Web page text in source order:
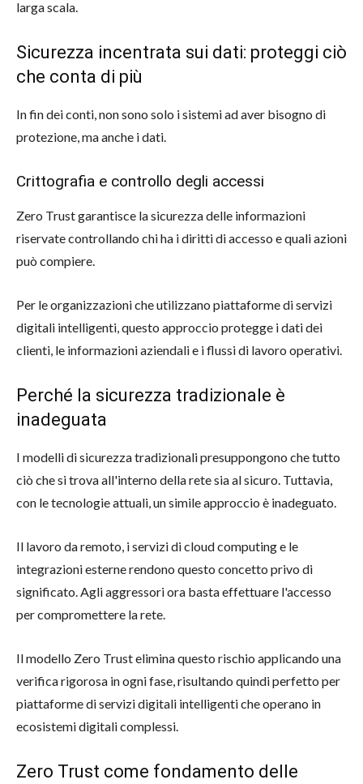
larga scala.
Sicurezza incentrata sui dati: proteggi ciò
che conta di più
In fin dei conti, non sono solo i sistemi ad aver bisogno di
protezione, ma anche i dati.
Crittografia e controllo degli accessi
Zero Trust garantisce la sicurezza delle informazioni
riservate controllando chi ha i diritti di accesso e quali azioni
può compiere.
Per le organizzazioni che utilizzano piattaforme di servizi
digitali intelligenti, questo approccio protegge i dati dei
clienti, le informazioni aziendali e i flussi di lavoro operativi.
Perché la sicurezza tradizionale è
inadeguata
I modelli di sicurezza tradizionali presuppongono che tutto
ciò che si trova all'interno della rete sia al sicuro. Tuttavia,
con le tecnologie attuali, un simile approccio è inadeguato.
Il lavoro da remoto, i servizi di cloud computing e le
integrazioni esterne rendono questo concetto privo di
significato. Agli aggressori ora basta effettuare l'accesso
per compromettere la rete.
Il modello Zero Trust elimina questo rischio applicando una
verifica rigorosa in ogni fase, risultando quindi perfetto per
piattaforme di servizi digitali intelligenti che operano in
ecosistemi digitali complessi.
Zero Trust come fondamento delle